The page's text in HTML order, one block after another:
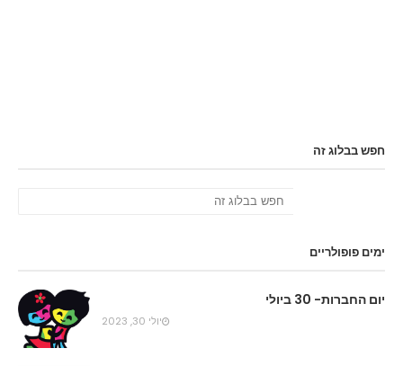
חפש בבלוג זה
ימים פופולריים
יום החברות- 30 ביולי
יולי 30, 2023